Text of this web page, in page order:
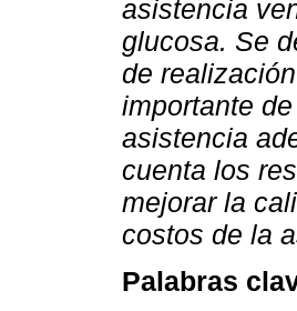
asistencia
glucosa. Se
de
importante
asistencia
cuenta los
mejorar la
costos de la
Palabras